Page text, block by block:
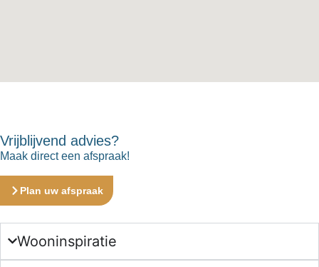
Vrijblijvend advies?
Maak direct een afspraak!
Plan uw afspraak
Wooninspiratie